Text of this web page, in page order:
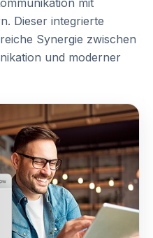
mit
Dieser integrierte
Synergie zwischen
und moderner